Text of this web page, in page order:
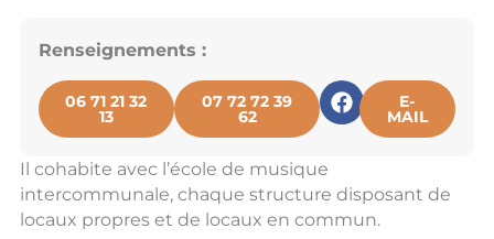
Renseignements :
06 71 21 32
13
07 72 72 39
62
E-
MAIL
Il cohabite avec l’école de musique
intercommunale, chaque structure disposant de
locaux propres et de locaux en commun.